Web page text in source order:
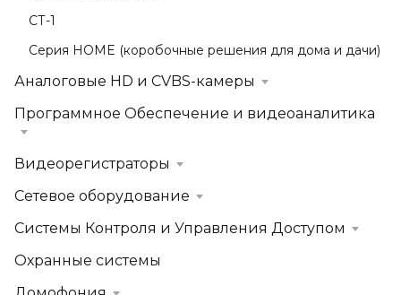
СТ-1
Серия HOME (коробочные решения для дома и дачи)
Аналоговые HD и CVBS-камеры
Программное Обеспечение и видеоаналитика
Видеорегистраторы
Сетевое оборудование
Системы Контроля и Управления Доступом
Охранные системы